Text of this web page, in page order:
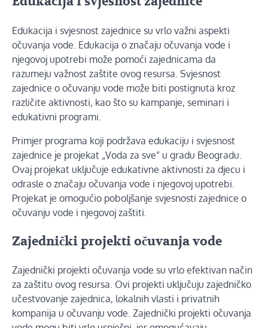
Edukacija i svjesnost zajednice su vrlo važni aspekti
očuvanja vode. Edukacija o značaju očuvanja vode i
njegovoj upotrebi može pomoći zajednicama da
razumeju važnost zaštite ovog resursa. Svjesnost
zajednice o očuvanju vode može biti postignuta kroz
različite aktivnosti, kao što su kampanje, seminari i
edukativni programi.
Primjer programa koji podržava edukaciju i svjesnost
zajednice je projekat „Voda za sve” u gradu Beogradu.
Ovaj projekat uključuje edukativne aktivnosti za djecu i
odrasle o značaju očuvanja vode i njegovoj upotrebi.
Projekat je omogućio poboljšanje svjesnosti zajednice o
očuvanju vode i njegovoj zaštiti.
Zajednički projekti očuvanja vode
Zajednički projekti očuvanja vode su vrlo efektivan način
za zaštitu ovog resursa. Ovi projekti uključuju zajedničko
učestvovanje zajednica, lokalnih vlasti i privatnih
kompanija u očuvanju vode. Zajednički projekti očuvanja